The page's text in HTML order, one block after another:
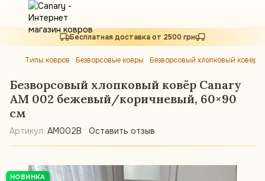
Бесплатная доставка от 2500 грн
Типы ковров Безворсовые ковры Безворсовый хлопковый
Безворсовый хлопковый ковёр Canary
AM 002 бежевый/коричневый, 60×90
см
Артикул: AM002B Оставить отзыв
НОВИНКА